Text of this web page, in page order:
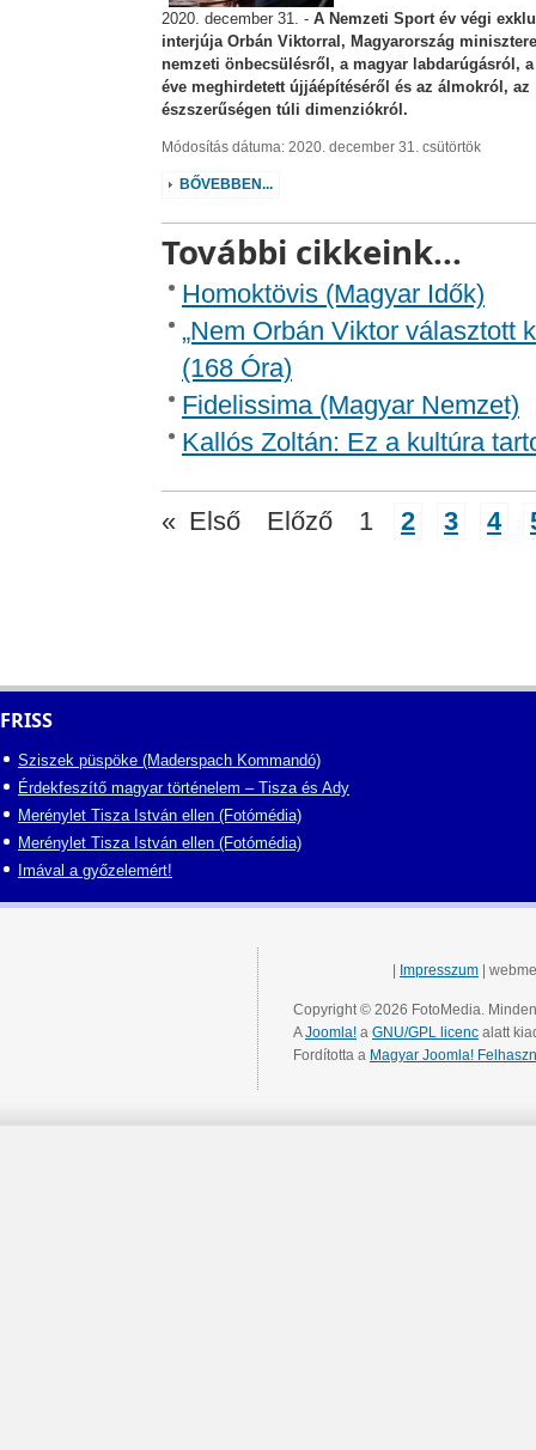
2020. december 31. - A Nemzeti Sport év végi
interjúja Orbán Viktorral, Magyarország
nemzeti önbecsülésről, a magyar labdarúgásról,
éve meghirdetett újjáépítéséről és az álmokról, az
észszerűségen túli dimenziókról.
Módosítás dátuma: 2020. december 31. csütörtök
BŐVEBBEN...
További cikkeink...
Homoktövis (Magyar Idők)
„Nem Orbán Viktor választott
(168 Óra)
Fidelissima (Magyar Nemzet)
Kallós Zoltán: Ez a kultúra
« Első Előző 1 2 3 4
FRISS
Sziszek püspöke (Maderspach Kommandó)
Érdekfeszítő magyar történelem – Tisza és Ady
Merénylet Tisza István ellen (Fotómédia)
Merénylet Tisza István ellen (Fotómédia)
Imával a győzelemért!
Impresszum |
Copyright © 2026 FotoMedia.
AJoomla! a GNU/GPL licenc alatt
Fordította a Magyar Joomla!